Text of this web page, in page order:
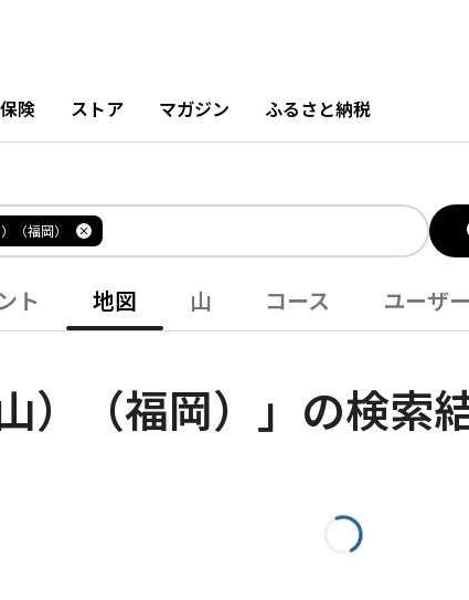
保険 ストア マガジン ふるさと納税
（福岡）
ト 地図 山 コース ユーザー
）（福岡）」の検索